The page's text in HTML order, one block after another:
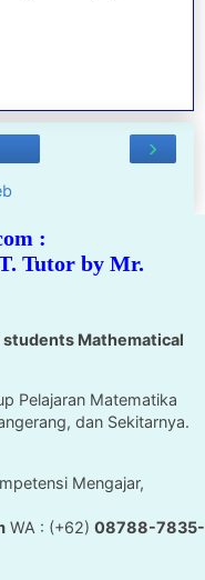
›
:
Tutor by Mr.
Mathematical
Pelajaran Matematika
dan Sekitarnya.
Mengajar,
WA : (+62) 08788-7835-